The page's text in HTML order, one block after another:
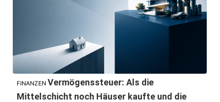
FINANZEN Vermögenssteuer: Als die
Mittelschicht noch Häuser kaufte und die